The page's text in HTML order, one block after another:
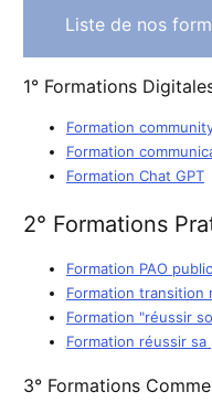
Liste de nos
1° Formations
Formation
Formation
Formation Chat GPT
2° Formations
Formation PAO
Formation transition
Formation "réussir
Formation réussir
3° Formations